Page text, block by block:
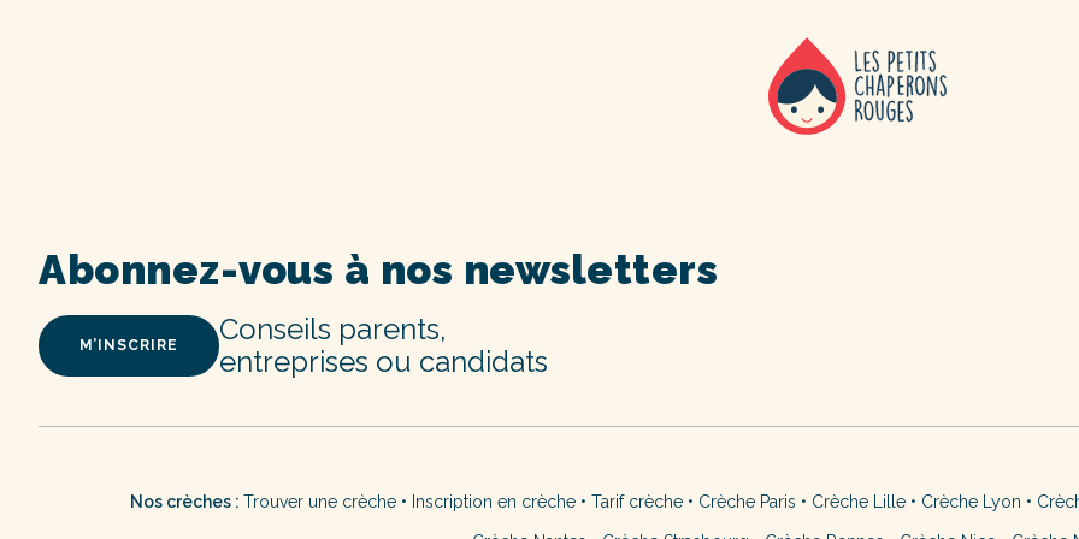
Abonnez-vous à nos newsletters
M’INSCRIRE
Conseils parents,
entreprises ou candidats
Nos crèches : Trouver une crèche • Inscription en crèche • Tarif crèche • Crèche Paris • Crèche Lille • Crèche Lyon •